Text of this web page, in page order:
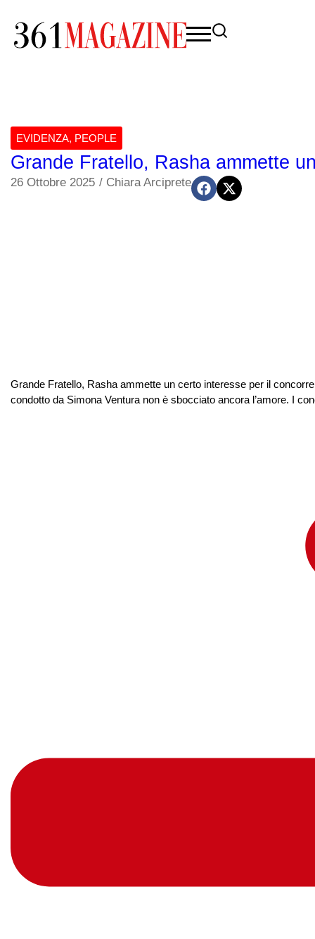
EVIDENZA, PEOPLE
Grande Fratello, Rasha ammette
26 Ottobre 2025 / Chiara Arciprete
Grande Fratello, Rasha ammette un certo interesse per il
condotto da Simona Ventura non è sbocciato ancora l’amore. I